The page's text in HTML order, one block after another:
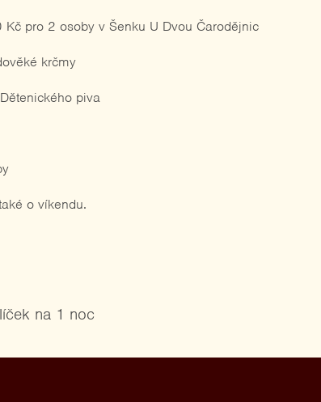
pro 2 osoby v Šenku U Dvou Čarodějnic
krčmy
piva
o víkendu.
na 1 noc